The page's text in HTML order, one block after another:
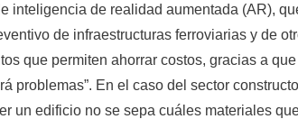
inteligencia de realidad aumentada (AR),
de infraestructuras ferroviarias y de
que permiten ahorrar costos, gracias a
problemas”. En el caso del sector
un edificio no se sepa cuáles materiales